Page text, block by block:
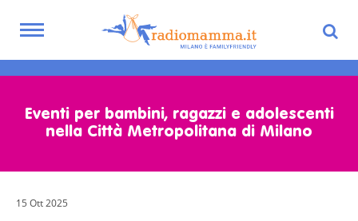
content
Toggle
Eventi per bambini, ragazzi e adolescenti
nella Città Metropolitana di Milano
15 Ott 2025